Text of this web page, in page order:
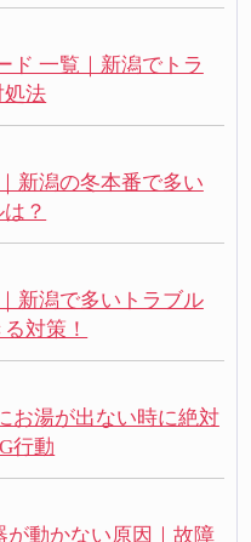
ド 一覧｜新潟でトラ
処法
新潟の冬本番で多い
？
新潟で多いトラブル
対策！
お湯が出ない時に絶対
行動
が動かない原因｜故障